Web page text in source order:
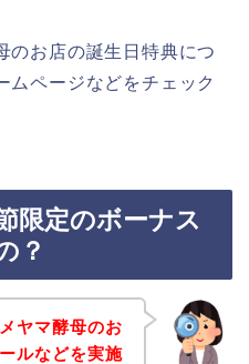
のお店の誕生日特典につ
ムページなどをチェック
限定のボーナス
？
ヤマ酵母のお
ルなどを実施